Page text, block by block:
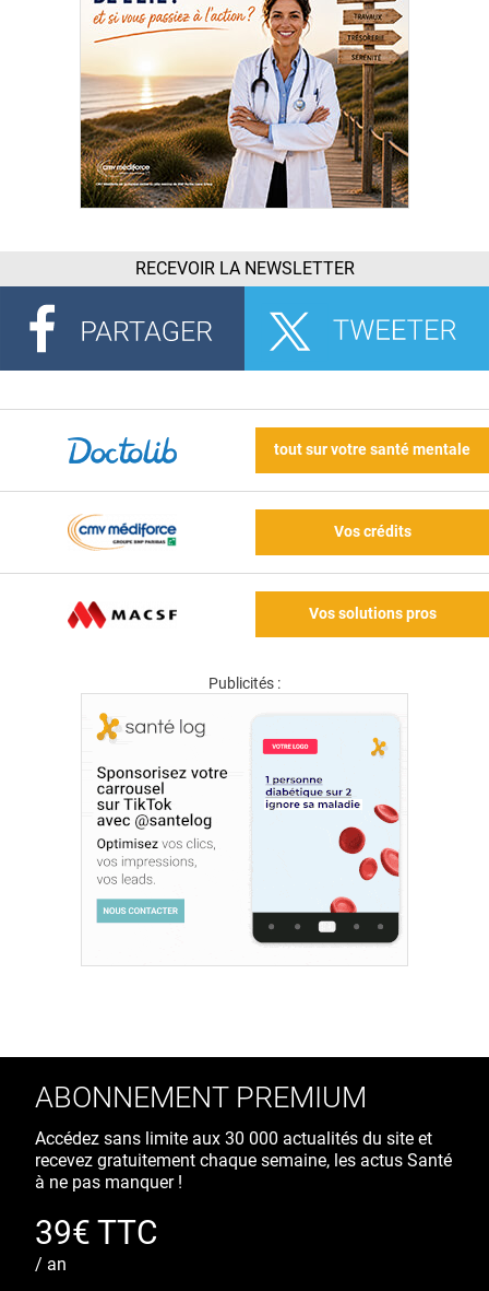
RECEVOIR LA NEWSLETTER
tout sur votre santé mentale
Vos crédits
Vos solutions pros
Publicités :
ABONNEMENT PREMIUM
Accédez sans limite aux 30 000 actualités du site et
recevez gratuitement chaque semaine, les actus Santé
à ne pas manquer !
39€ TTC
/ an